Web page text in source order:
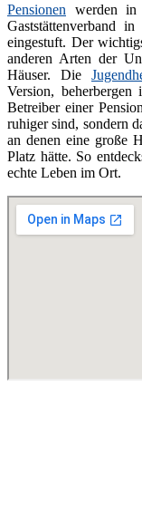
Pensionen werden in
Gaststättenverband
eingestuft. Der
anderen Arten der
Häuser. Die
Version,
Betreiber einer
ruhiger sind, sondern
an denen eine große
Platz hätte. So
echte Leben im Ort.